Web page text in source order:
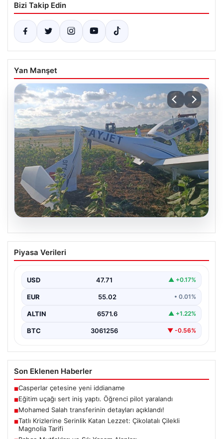
Bizi Takip Edin
Yan Manşet
Eğitim uçağı sert iniş yaptı. Öğrenci
pilot yaralandı
Piyasa Verileri
USD 47.71 ▲ +0.17%
EUR 55.02 • 0.01%
ALTIN 6571.6 ▲ +1.22%
BTC 3061256 ▼ -0.56%
Son Eklenen Haberler
■Casperlar çetesine yeni iddianame
■Eğitim uçağı sert iniş yaptı. Öğrenci pilot yaralandı
■Mohamed Salah transferinin detayları açıklandı!
■Tatlı Krizlerine Serinlik Katan Lezzet: Çikolatalı Çilekli
Magnolia Tarifi